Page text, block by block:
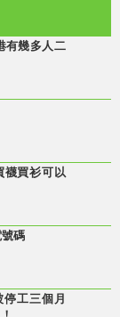
有幾多人二
襪買衫可以
號碼
工三個月